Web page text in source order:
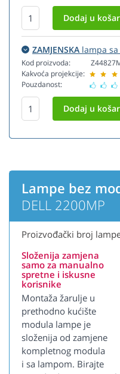
ZAMJENSKA lampa
Kod proizvoda:
Kakvoća projekcije:
Pouzdanost:
Lampe bez
DELL 2200MP
Proizvođački broj
Složenija zamjena
samo za manualno
spretne i iskusne
korisnike
Montaža žarulje u
prethodno kućište
modula lampe je
složenija od zamjene
kompletnog modula
i sa lampom. Birajte